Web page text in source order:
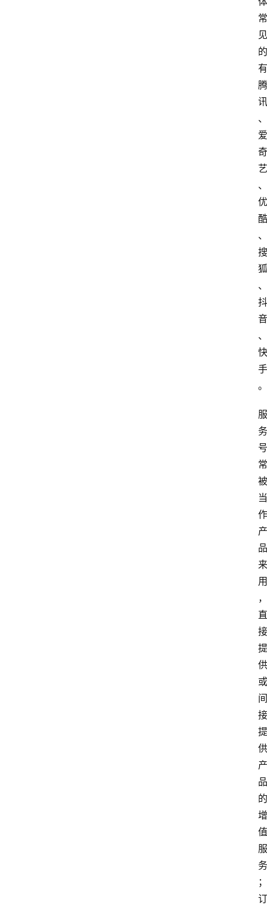
常
见
的
有
腾
讯
、
爱
奇
艺
、
优
酷
、
搜
狐
、
抖
音
、
快
手
。
服
务
号
常
被
当
作
产
品
来
用
，
直
接
提
供
或
间
接
提
供
产
品
的
增
值
服
务
；
订